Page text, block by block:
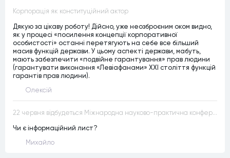
Корпорація як конституційний актор
Дякую за цікаву роботу! Дійсно, уже неозброєним оком видно,
як у процесі «посилення концепції корпоративної
особистості» останні перетягують на себе все більший
масив функцій держави. У цьому аспекті держави, мабуть,
мають забезпечити «подвійне гарантування» прав людини
(гарантувати виконання «Левіафанами» ХХІ століття функцій
гарантів прав людини).
Олексій
22 червня відбудеться Міжнародна науково-практична конференція “Конституційна демократія в умовах загроз територіальній цілісності та національній безпеці”
Чи є інформаційний лист?
Михайло